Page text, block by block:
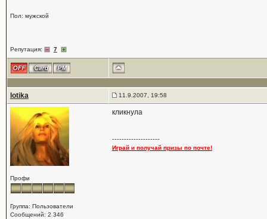
Пол: мужской
Репутация: 7
lotika 11.9.2007, 19:58
Профи
Группа: Пользователи
Сообщений: 2 346
кликнула
--------------------
Играй и получай призы по почте!